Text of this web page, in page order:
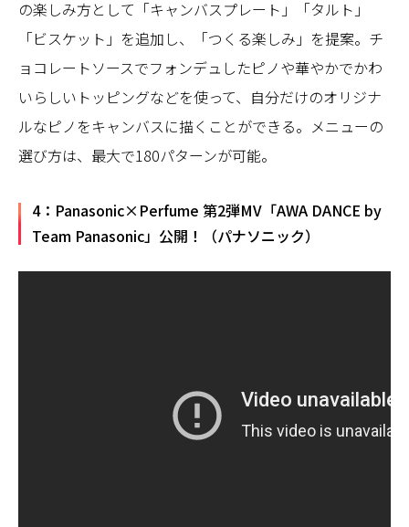
の楽しみ方として「キャンバスプレート」「タルト」
「ビスケット」を追加し、「つくる楽しみ」を提案。チ
ョコレートソースでフォンデュしたピノや華やかでかわ
いらしいトッピングなどを使って、自分だけのオリジナ
ルなピノをキャンバスに描くことができる。メニューの
選び方は、最大で180パターンが可能。
4：Panasonic×Perfume 第2弾MV「AWA DANCE by
Team Panasonic」公開！（パナソニック）